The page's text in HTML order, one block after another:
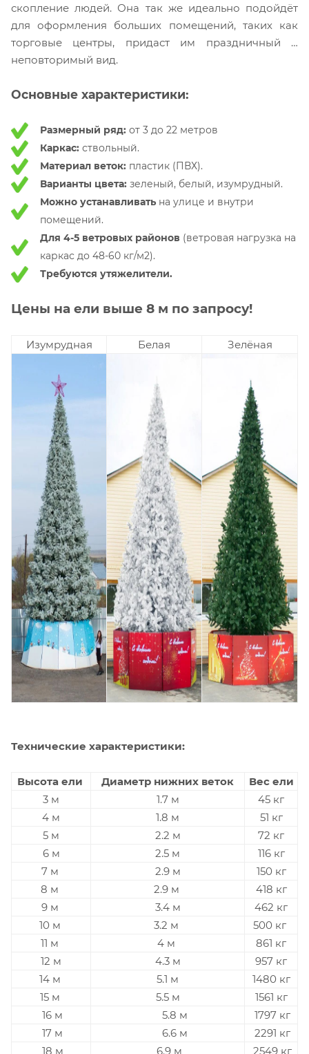
скопление людей. Она так же идеально подойдёт
для оформления больших помещений, таких как
торговые центры, придаст им праздничный и
неповторимый вид.
Основные характеристики:
Размерный ряд: от 3 до 22 метров
Каркас: ствольный.
Материал веток: пластик (ПВХ).
Варианты цвета: зеленый, белый, изумрудный.
Можно устанавливать на улице и внутри
помещений.
Для 4-5 ветровых районов (ветровая нагрузка на
каркас до 48-60 кг/м2).
Требуются утяжелители.
Цены на ели выше 8 м по запросу!
Изумрудная Белая Зелёная
Технические характеристики:
Высота ели Диаметр нижних веток
Вес ели
3 м
1.7 м
45 кг
4 м
1.8 м
51 кг
5 м
2.2 м
72 кг
6 м
2.5 м
116 кг
7 м
2.9 м
150 кг
8 м
2.9 м
418 кг
9 м
3.4 м
462 кг
10 м
3.2 м
500 кг
11 м
4 м
861 кг
12 м
4.3 м
957 кг
14 м
5.1 м
1480 кг
15 м
5.5 м
1561 кг
16 м
5.8 м
1797 кг
17 м
6.6 м
2291 кг
18 м
6.9 м 2549 кг